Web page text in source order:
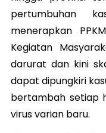
pertumbuhan
menerapkan
Kegiatan
darurat dan kini
dapat dipungkiri
bertambah setiap
virus varian baru.